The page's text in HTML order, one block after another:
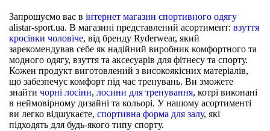
Запрошуємо вас в інтернет магазин спортивного одягу
alistar-sport.ua. В магазині представлений асортимент: взуття
кросівки чоловіче, від бренду Ryderwear, який
зарекомендував себе як надійний виробник комфортного та
модного одягу, взуття та аксесуарів для фітнесу та спорту.
Кожен продукт виготовлений з високоякісних матеріалів,
що забезпечує комфорт під час тренувань. Ви зможете
знайти чорні лосіни, лосини для тренування, котрі виконані
в неймовірному дизайні та кольорі. У нашому асортименті
ви легко відшукаєте, спортивна форма для залу, які
підходять для будь-якого типу спорту.